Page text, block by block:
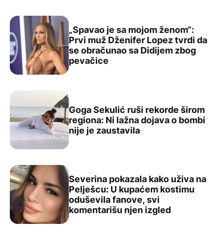
„Spavao je sa mojom ženom“: Prvi muž Dženifer
„Spavao je sa mojom ženom“:
Prvi muž Dženifer Lopez tvrdi da
se obračunao sa Didijem zbog
pevačice
Goga Sekulić ruši rekorde širom regiona: Ni lažna
Goga Sekulić ruši rekorde širom
regiona: Ni lažna dojava o bombi
nije je zaustavila
Severina pokazala kako uživa na Pelješcu: U
Severina pokazala kako uživa na
Pelješcu: U kupaćem kostimu
oduševila fanove, svi
komentarišu njen izgled